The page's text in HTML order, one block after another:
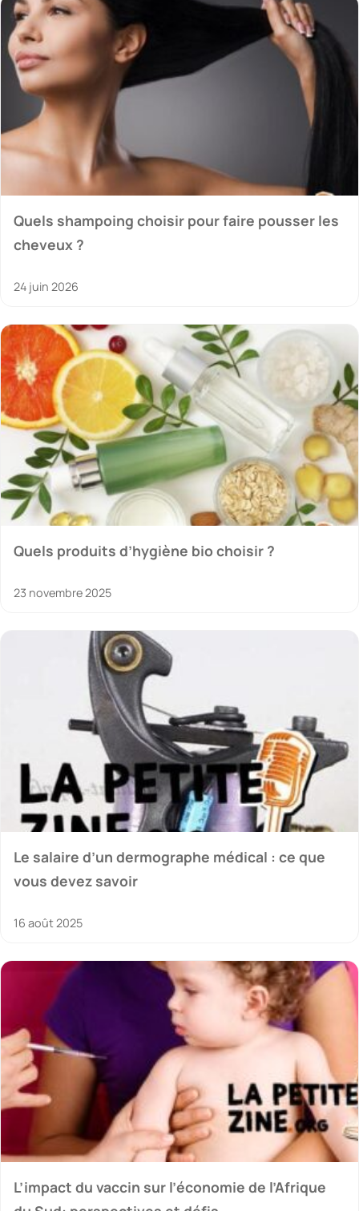
Quels shampoing choisir pour faire pousser les
cheveux ?
24 juin 2026
Quels produits d’hygiène bio choisir ?
23 novembre 2025
Le salaire d’un dermographe médical : ce que
vous devez savoir
16 août 2025
L’impact du vaccin sur l’économie de l’Afrique